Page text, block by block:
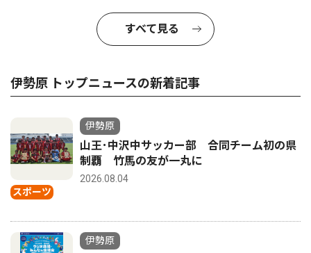
すべて見る
伊勢原 トップニュースの新着記事
スポーツ
伊勢原
山王･中沢中サッカー部 合同チーム初の県
制覇 竹馬の友が一丸に
2026.08.04
伊勢原